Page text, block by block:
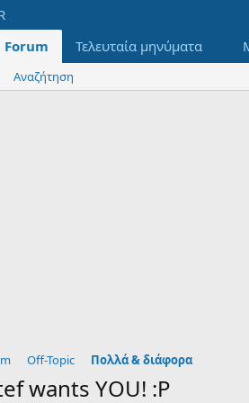
Forum Τελευταία μηνύματα
Αναζήτηση
Off-Topic Πολλά & διάφορα
wants YOU! :P